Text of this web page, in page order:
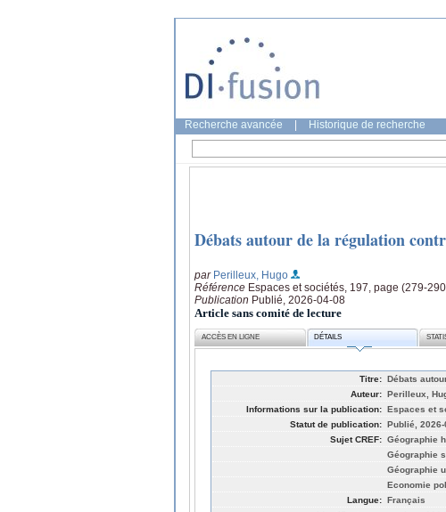
Recherche avancée Historique de recherche
Débats autour de la régulation
par Perilleux, Hugo
Référence Espaces et sociétés, 197, page (279-
Publication Publié, 2026-04-08
Article sans comité de lecture
ACCÈS EN LIGNE DÉTAILS
Titre: Débats
Auteur: Perilleux,
Informations sur la publication: Espaces et
Statut de publication: Publié, 2026-
Sujet CREF: Géographie
Géographie
Géographie
Economie
Langue: Français